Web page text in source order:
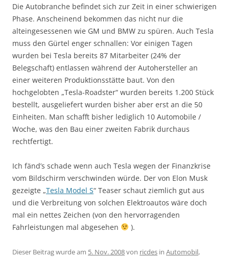
Die Autobranche befindet sich zur Zeit in einer schwierigen
Phase. Anscheinend bekommen das nicht nur die
alteingesessenen wie GM und BMW zu spüren. Auch Tesla
muss den Gürtel enger schnallen: Vor einigen Tagen
wurden bei Tesla bereits 87 Mitarbeiter (24% der
Belegschaft) entlassen während der Autohersteller an
einer weiteren Produktionsstätte baut. Von den
hochgelobten „Tesla-Roadster“ wurden bereits 1.200 Stück
bestellt, ausgeliefert wurden bisher aber erst an die 50
Einheiten. Man schafft bisher lediglich 10 Automobile /
Woche, was den Bau einer zweiten Fabrik durchaus
rechtfertigt.
Ich fänd’s schade wenn auch Tesla wegen der Finanzkrise
vom Bildschirm verschwinden würde. Der von Elon Musk
gezeigte „Tesla Model S“ Teaser schaut ziemlich gut aus
und die Verbreitung von solchen Elektroautos wäre doch
mal ein nettes Zeichen (von den hervorragenden
Fahrleistungen mal abgesehen
).
Dieser Beitrag wurde am 5. Nov. 2008von ricdes in Automobil,